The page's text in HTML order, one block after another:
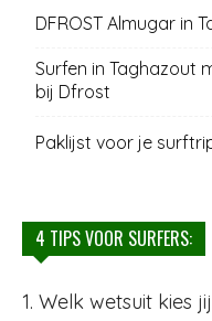
DFROST Almugar in
Surfen in Taghazout
bij Dfrost
Paklijst voor je
4 TIPS VOOR SURFERS:
1. Welk wetsuit kies